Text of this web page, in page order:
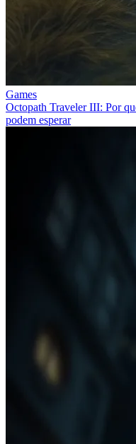
Games
Octopath Traveler III: Por
podem esperar